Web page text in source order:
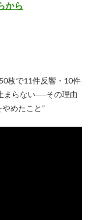
から
枚で11件反響・10件
まらない──その理由
めたこと”